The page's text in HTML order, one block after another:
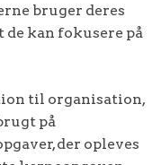
bruger deres
de kan fokusere på
til organisation,
på
der opleves